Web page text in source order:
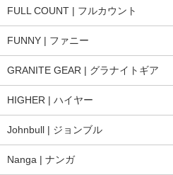
FULL COUNT | フルカウント
FUNNY | ファニー
GRANITE GEAR | グラナイトギア
HIGHER | ハイヤー
Johnbull | ジョンブル
Nanga | ナンガ